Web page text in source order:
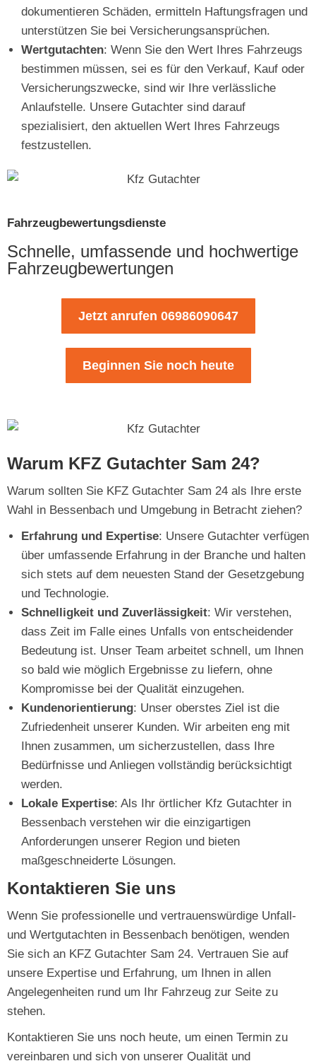
dokumentieren Schäden, ermitteln Haftungsfragen und
unterstützen Sie bei Versicherungsansprüchen.
Wertgutachten: Wenn Sie den Wert Ihres Fahrzeugs
bestimmen müssen, sei es für den Verkauf, Kauf oder
Versicherungszwecke, sind wir Ihre verlässliche
Anlaufstelle. Unsere Gutachter sind darauf
spezialisiert, den aktuellen Wert Ihres Fahrzeugs
festzustellen.
Fahrzeugbewertungsdienste
Schnelle, umfassende und hochwertige
Fahrzeugbewertungen
Jetzt anrufen 06986090647
Beginnen Sie noch heute
Warum KFZ Gutachter Sam 24?
Warum sollten Sie KFZ Gutachter Sam 24 als Ihre erste
Wahl in Bessenbach und Umgebung in Betracht ziehen?
Erfahrung und Expertise: Unsere Gutachter verfügen
über umfassende Erfahrung in der Branche und halten
sich stets auf dem neuesten Stand der Gesetzgebung
und Technologie.
Schnelligkeit und Zuverlässigkeit: Wir verstehen,
dass Zeit im Falle eines Unfalls von entscheidender
Bedeutung ist. Unser Team arbeitet schnell, um Ihnen
so bald wie möglich Ergebnisse zu liefern, ohne
Kompromisse bei der Qualität einzugehen.
Kundenorientierung: Unser oberstes Ziel ist die
Zufriedenheit unserer Kunden. Wir arbeiten eng mit
Ihnen zusammen, um sicherzustellen, dass Ihre
Bedürfnisse und Anliegen vollständig berücksichtigt
werden.
Lokale Expertise: Als Ihr örtlicher Kfz Gutachter in
Bessenbach verstehen wir die einzigartigen
Anforderungen unserer Region und bieten
maßgeschneiderte Lösungen.
Kontaktieren Sie uns
Wenn Sie professionelle und vertrauenswürdige Unfall-
und Wertgutachten in Bessenbach benötigen, wenden
Sie sich an KFZ Gutachter Sam 24. Vertrauen Sie auf
unsere Expertise und Erfahrung, um Ihnen in allen
Angelegenheiten rund um Ihr Fahrzeug zur Seite zu
stehen.
Kontaktieren Sie uns noch heute, um einen Termin zu
vereinbaren und sich von unserer Qualität und